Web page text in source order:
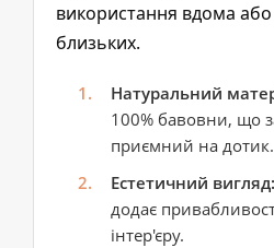
використання вдома
близьких.
Натуральний
100% бавовни, що
приємний на дотик.
Естетичний вигляд:
додає
інтер'єру.